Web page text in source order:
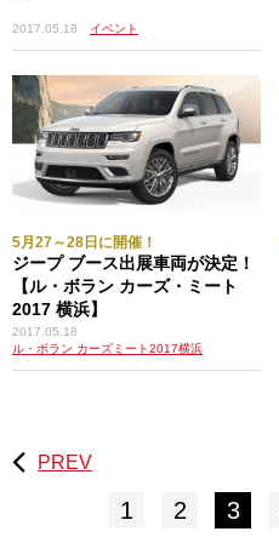
2017.05.18 イベント
5月27～28日に開催！
ジープ ブース出展車両が決定！
【ル・ボラン カーズ・ミート
2017 横浜】
2017.05.18
ル・ボラン カーズミート2017横浜
PREV
1 2 3